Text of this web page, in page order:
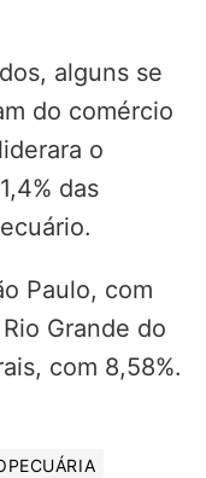
alguns se
do comércio
o
das
Paulo, com
Grande do
com 8,58%.